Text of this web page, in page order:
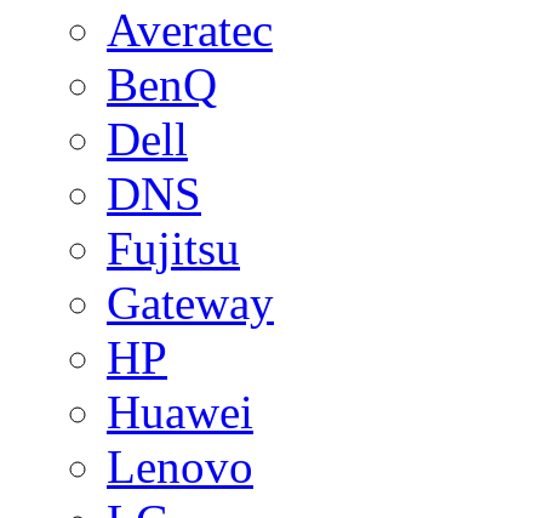
Averatec
BenQ
Dell
DNS
Fujitsu
Gateway
HP
Huawei
Lenovo